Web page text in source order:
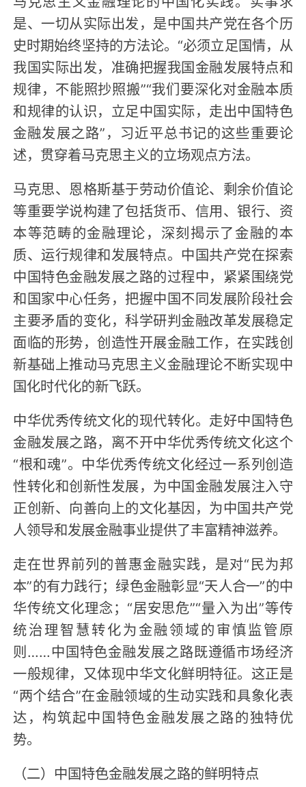
是、一切从实际出发，是中国共产党在各个历
史时期始终坚持的方法论。“必须立足国情，从
我国实际出发，准确把握我国金融发展特点和
规律，不能照抄照搬”“我们要深化对金融本质
和规律的认识，立足中国实际，走出中国特色
金融发展之路”，习近平总书记的这些重要论
述，贯穿着马克思主义的立场观点方法。
马克思、恩格斯基于劳动价值论、剩余价值论
等重要学说构建了包括货币、信用、银行、资
本等范畴的金融理论，深刻揭示了金融的本
质、运行规律和发展特点。中国共产党在探索
中国特色金融发展之路的过程中，紧紧围绕党
和国家中心任务，把握中国不同发展阶段社会
主要矛盾的变化，科学研判金融改革发展稳定
面临的形势，创造性开展金融工作，在实践创
新基础上推动马克思主义金融理论不断实现中
国化时代化的新飞跃。
中华优秀传统文化的现代转化。走好中国特色
金融发展之路，离不开中华优秀传统文化这个
“根和魂”。中华优秀传统文化经过一系列创造
性转化和创新性发展，为中国金融发展注入守
正创新、向善向上的文化基因，为中国共产党
人领导和发展金融事业提供了丰富精神滋养。
走在世界前列的普惠金融实践，是对“民为邦
本”的有力践行；绿色金融彰显“天人合一”的中
华传统文化理念；“居安思危”“量入为出”等传
统治理智慧转化为金融领域的审慎监管原
则……中国特色金融发展之路既遵循市场经济
一般规律，又体现中华文化鲜明特征。这正是
“两个结合”在金融领域的生动实践和具象化表
达，构筑起中国特色金融发展之路的独特优
势。
（二）中国特色金融发展之路的鲜明特点